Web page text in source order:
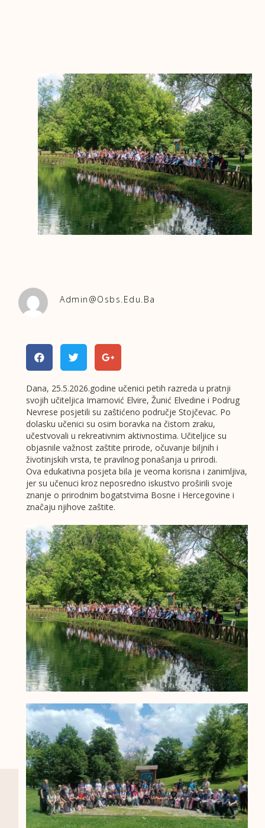
Admin@osbs.edu.ba
Dana, 25.5.2026.godine učenici petih razreda u pratnji
svojih učiteljica Imamović Elvire, Žunić Elvedine i Podrug
Nevrese posjetili su zaŝtićeno područje Stojčevac. Po
dolasku učenici su osim boravka na čistom zraku,
učestvovali u rekreativnim aktivnostima. Učiteljice su
objasnile važnost zaŝtite prirode, očuvanje biljnih i
životinjskih vrsta, te pravilnog ponaŝanja u prirodi.
Ova edukativna posjeta bila je veoma korisna i zanimljiva,
jer su učenuci kroz neposredno iskustvo proŝirili svoje
znanje o prirodnim bogatstvima Bosne i Hercegovine i
znaĉaju njihove zaŝtite.